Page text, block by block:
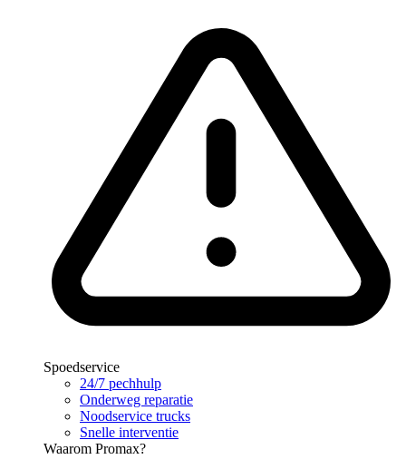
Spoedservice
24/7 pechhulp
Onderweg reparatie
Noodservice trucks
Snelle interventie
Waarom Promax?